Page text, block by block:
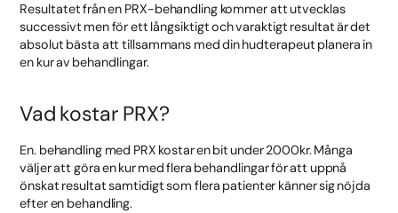
Resultatet från en PRX-behandling kommer att utvecklas
successivt men för ett långsiktigt och varaktigt resultat är det
absolut bästa att tillsammans med din hudterapeut planera in
en kur av behandlingar.
Vad kostar PRX?
En. behandling med PRX kostar en bit under 2000kr. Många
väljer att göra en kur med flera behandlingar för att uppnå
önskat resultat samtidigt som flera patienter känner sig nöjda
efter en behandling.